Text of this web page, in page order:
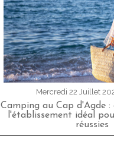
Mercredi 22 Juillet
Camping au Cap d'Agde :
l'établissement idéal
réussies